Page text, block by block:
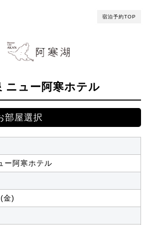
宿泊予約TOP
ニュー阿寒ホテル
部屋選択
ー阿寒ホテル
金)